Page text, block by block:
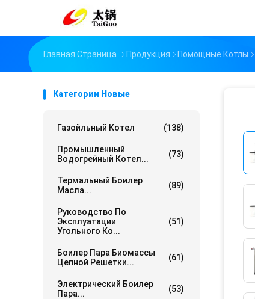
Главная Страница Продукция Помощные Котлы
Категории Новые
Газойльный Котел (138)
Промышленный
Водогрейный Котел...
(73)
Термальный Боилер
Масла...
(89)
Руководство По
Эксплуатации
Угольного Ко...
(51)
Боилер Пара Биомассы
Цепной Решетки...
(61)
Электрический Боилер
Пара...
(53)